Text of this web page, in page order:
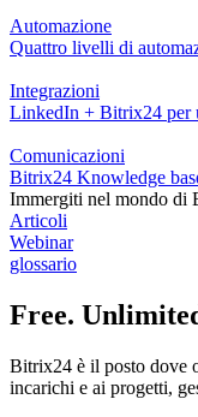
Automazione
Quattro livelli di
Integrazioni
LinkedIn + Bitrix24 per
Comunicazioni
Bitrix24 Knowledge
Immergiti nel mondo di
Articoli
Webinar
glossario
Free.
Bitrix24 è il posto dove
incarichi e ai progetti,